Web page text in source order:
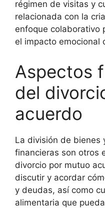
régimen de visitas y
relacionada con la
enfoque colaborativo
el impacto emocional
Aspectos
del
acuerdo
La división de bienes
financieras son otros
divorcio por mutuo
discutir y acordar
y deudas, así como
alimentaria que